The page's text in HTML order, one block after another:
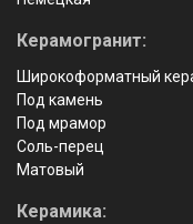
Керамогранит:
Широкоформатный
Под камень
Под мрамор
Соль-перец
Матовый
Керамика: